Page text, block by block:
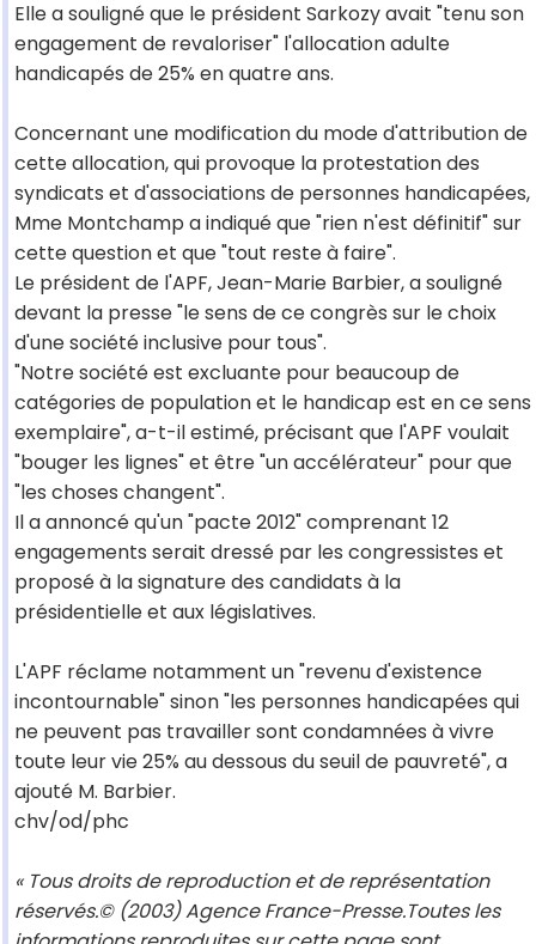
Elle a souligné que le président Sarkozy avait "tenu son
engagement de revaloriser" l'allocation adulte
handicapés de 25% en quatre ans.
Concernant une modification du mode d'attribution de
cette allocation, qui provoque la protestation des
syndicats et d'associations de personnes handicapées,
Mme Montchamp a indiqué que "rien n'est définitif" sur
cette question et que "tout reste à faire".
Le président de l'APF, Jean-Marie Barbier, a souligné
devant la presse "le sens de ce congrès sur le choix
d'une société inclusive pour tous".
"Notre société est excluante pour beaucoup de
catégories de population et le handicap est en ce sens
exemplaire", a-t-il estimé, précisant que l'APF voulait
"bouger les lignes" et être "un accélérateur" pour que
"les choses changent".
Il a annoncé qu'un "pacte 2012" comprenant 12
engagements serait dressé par les congressistes et
proposé à la signature des candidats à la
présidentielle et aux législatives.
L'APF réclame notamment un "revenu d'existence
incontournable" sinon "les personnes handicapées qui
ne peuvent pas travailler sont condamnées à vivre
toute leur vie 25% au dessous du seuil de pauvreté", a
ajouté M. Barbier.
chv/od/phc
« Tous droits de reproduction et de représentation
réservés.© (2003) Agence France-Presse.Toutes les